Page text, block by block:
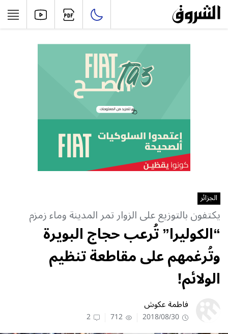
الجزائر
يكتفون بالتوزيع على الزوار تمر المدينة وماء زمزم
“الكوليرا” تُرعب حجاج البويرة
وتُرغمهم على مقاطعة تنظيم
الولائم!
فاطمة عكوش
2018/08/30
712
2